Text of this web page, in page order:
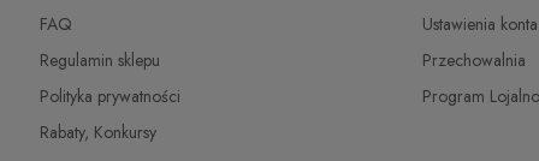
+359887430661
14,99 zł
Kurier DPD 22,00 zł
Kurier Inpost
FAQ
Regulamin sklepu
Polityka prywatności
Rabaty, Konkursy
Ustawienia konta
Przechowalnia
Program